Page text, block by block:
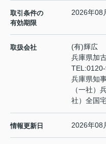
取引条件の
有効期限
2026年08
取扱会社
(有)輝広
兵庫県加
TEL:
兵庫県知
（一社
社）全国
情報更新日 2026年08